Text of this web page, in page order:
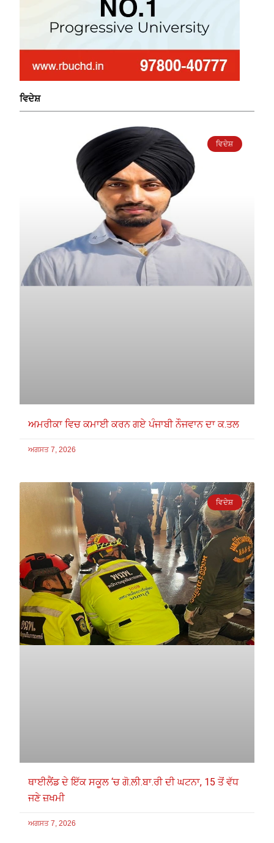
ਵਿਦੇਸ਼
ਵਿਦੇਸ਼
ਅਮਰੀਕਾ ਵਿਚ ਕਮਾਈ ਕਰਨ ਗਏ ਪੰਜਾਬੀ ਨੌਜਵਾਨ ਦਾ ਕ.ਤਲ
ਅਗਸਤ 7, 2026
ਵਿਦੇਸ਼
ਥਾਈਲੈਂਡ ਦੇ ਇੱਕ ਸਕੂਲ ‘ਚ ਗੋ.ਲੀ.ਬਾ.ਰੀ ਦੀ ਘਟਨਾ, 15 ਤੋਂ ਵੱਧ
ਜਣੇ ਜ਼ਖਮੀ
ਅਗਸਤ 7, 2026